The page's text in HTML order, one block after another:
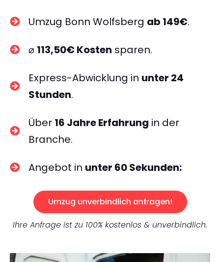
Umzug Bonn Wolfsberg ab 149€.
⌀ 113,50€ Kosten sparen.
Express-Abwicklung in unter 24
Stunden.
Über 16 Jahre Erfahrung in der
Branche.
Angebot in unter 60 Sekunden:
Umzug unverbindlich anfragen!
Ihre Anfrage ist zu 100% kostenlos & unverbindlich.